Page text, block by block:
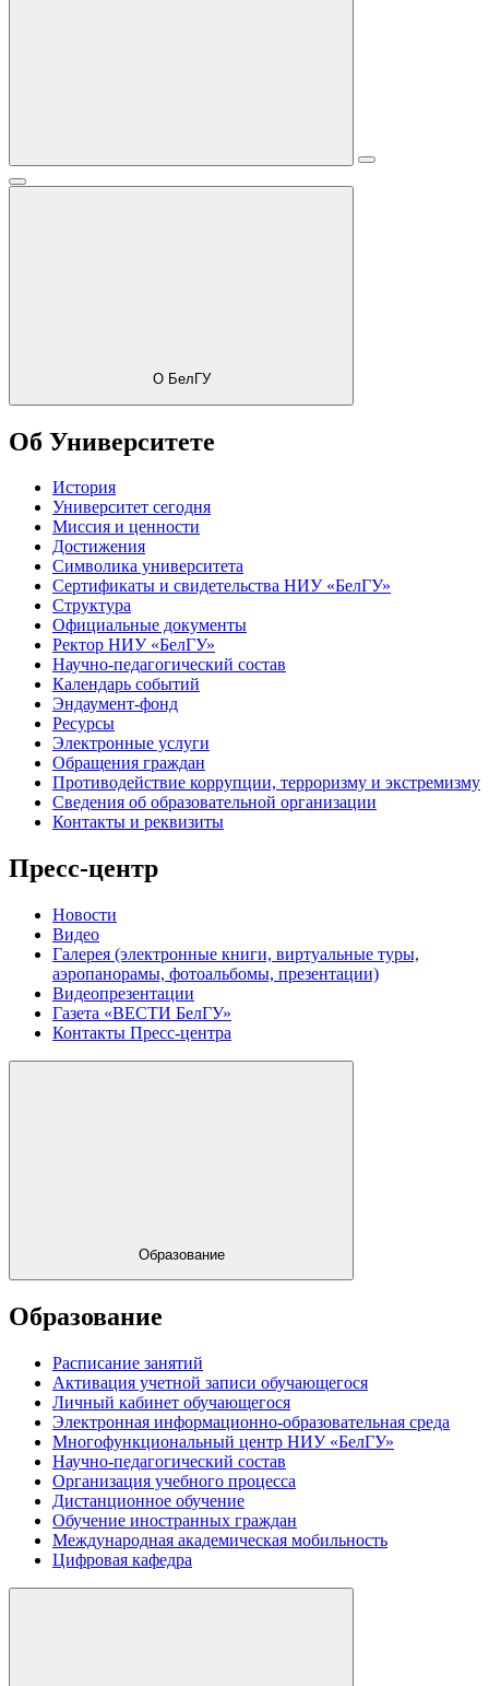
О БелГУ
Об Университете
История
Университет сегодня
Миссия и ценности
Достижения
Символика университета
Сертификаты и свидетельства НИУ «БелГУ»
Структура
Официальные документы
Ректор НИУ «БелГУ»
Научно-педагогический состав
Календарь событий
Эндаумент-фонд
Ресурсы
Электронные услуги
Обращения граждан
Противодействие коррупции, терроризму и экстремизму
Сведения об образовательной организации
Контакты и реквизиты
Пресс-центр
Новости
Видео
Галерея (электронные книги, виртуальные туры,
аэропанорамы, фотоальбомы, презентации)
Видеопрезентации
Газета «ВЕСТИ БелГУ»
Контакты Пресс-центра
Образование
Образование
Расписание занятий
Активация учетной записи обучающегося
Личный кабинет обучающегося
Электронная информационно-образовательная среда
Многофункциональный центр НИУ «БелГУ»
Научно-педагогический состав
Организация учебного процесса
Дистанционное обучение
Обучение иностранных граждан
Международная академическая мобильность
Цифровая кафедра